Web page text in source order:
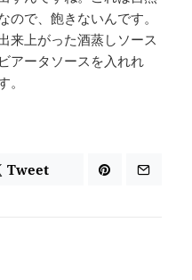
で、飽きないんです。
来上がった酒蒸しソース
アータソースを入れれ
Tweet